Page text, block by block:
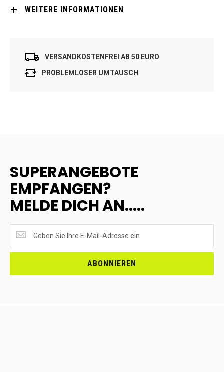
WEITERE INFORMATIONEN
VERSANDKOSTENFREI AB 50 EURO
PROBLEMLOSER UMTAUSCH
SUPERANGEBOTE
EMPFANGEN?
MELDE DICH AN.....
EMPFANGEN?
<br>MELDE
ABONNIEREN